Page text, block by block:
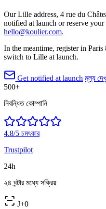
Our Lille address, 4 rue du
notified at launch or reserve your
hello@koulier.com.
In the meantime, register in
switch to Lille at launch.
Get notified at launch মূল্য
500+
নিবন্ধিত কোম্পানি
4.8/5 চমৎকার
Trustpilot
24h
২৪ ঘন্টার মধ্যে সক্রিয়
J+0